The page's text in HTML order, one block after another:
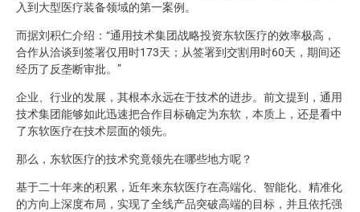
入到大型医疗装备领域的第一案例。
而据刘积仁介绍：“通用技术集团战略投资东软医疗的效率极高，
合作从洽谈到签署仅用时173天；从签署到交割用时60天，期间还
经历了反垄断审批。”
企业、行业的发展，其根本永远在于技术的进步。前文提到，通用
技术集团能够如此迅速把合作目标确定为东软，本质上，还是看中
了东软医疗在技术层面的领先。
那么，东软医疗的技术究竟领先在哪些地方呢？
基于二十年来的积累，近年来东软医疗在高端化、智能化、精准化
的方向上深度布局，实现了全线产品突破高端的目标，并且依托强